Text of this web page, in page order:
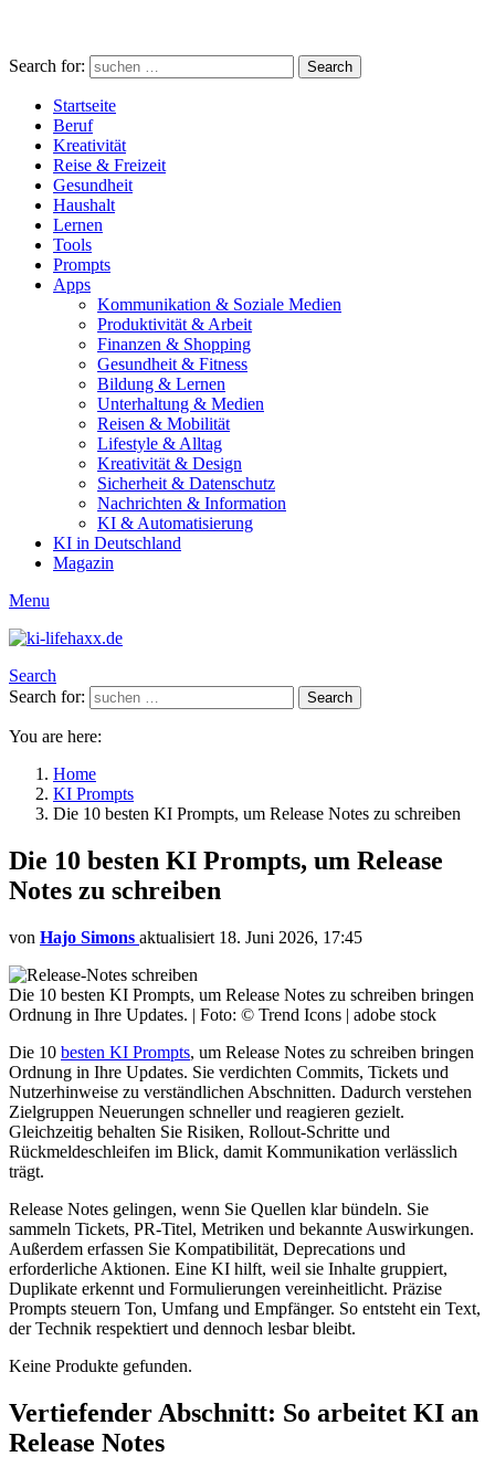
Search for: Search
Startseite
Beruf
Kreativität
Reise & Freizeit
Gesundheit
Haushalt
Lernen
Tools
Prompts
Apps
Kommunikation & Soziale Medien
Produktivität & Arbeit
Finanzen & Shopping
Gesundheit & Fitness
Bildung & Lernen
Unterhaltung & Medien
Reisen & Mobilität
Lifestyle & Alltag
Kreativität & Design
Sicherheit & Datenschutz
Nachrichten & Information
KI & Automatisierung
KI in Deutschland
Magazin
Menu
Search
Search for:
Search
You are here:
Home
KI Prompts
Die 10 besten KI Prompts, um Release Notes zu schreiben
Die 10 besten KI Prompts, um Release
Notes zu schreiben
von Hajo Simons aktualisiert 18. Juni 2026, 17:45
Die 10 besten KI Prompts, um Release Notes zu schreiben bringen
Ordnung in Ihre Updates. | Foto: © Trend Icons | adobe stock
Die 10 besten KI Prompts, um Release Notes zu schreiben bringen
Ordnung in Ihre Updates. Sie verdichten Commits, Tickets und
Nutzerhinweise zu verständlichen Abschnitten. Dadurch verstehen
Zielgruppen Neuerungen schneller und reagieren gezielt.
Gleichzeitig behalten Sie Risiken, Rollout-Schritte und
Rückmeldeschleifen im Blick, damit Kommunikation verlässlich
trägt.
Release Notes gelingen, wenn Sie Quellen klar bündeln. Sie
sammeln Tickets, PR-Titel, Metriken und bekannte Auswirkungen.
Außerdem erfassen Sie Kompatibilität, Deprecations und
erforderliche Aktionen. Eine KI hilft, weil sie Inhalte gruppiert,
Duplikate erkennt und Formulierungen vereinheitlicht. Präzise
Prompts steuern Ton, Umfang und Empfänger. So entsteht ein Text,
der Technik respektiert und dennoch lesbar bleibt.
Keine Produkte gefunden.
Vertiefender Abschnitt: So arbeitet KI an
Release Notes